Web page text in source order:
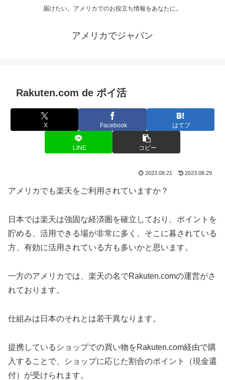
届けたい。アメリカでのお役立ち情報をあなたに。
アメリカでジャパン
Rakuten.com de ポイ活
X Facebook はてブ
LINE コピー
2023.08.21 2023.08.29
アメリカでも楽天をご利用されていますか？
日本では楽天は強固な経済圏を確立しており、ポイントを
貯める、活用できる場が非常に多く、そこに暮されている
方、有効に活用されている方も多いかと思います。
一方のアメリカでは、楽天の名でRakuten.comの運営がさ
れております。
仕組みは日本のそれとは若干異なります。
提携しているショップでの買い物をRakuten.com経由で購
入することで、ショップに応じた割合のポイント（現金還
付）が受けられます。